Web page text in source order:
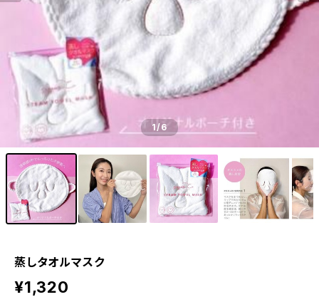
1/6
蒸しタオルマスク
¥1,320